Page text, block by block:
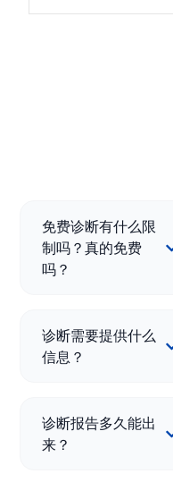
免费诊断有什么限
制吗？真的免费
吗？
诊断需要提供什么
信息？
诊断报告多久能出
来？